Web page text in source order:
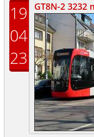
19
04
23
GT8N-2 3232